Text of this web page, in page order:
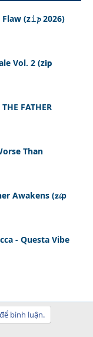
(z𝚒𝓹 2026)
Vol. 2 (z𝗶𝗽
FATHER
Than
Awakens (𝐳𝓲p
- Questa Vibe
bình luận.